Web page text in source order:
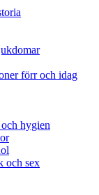
förr och idag
hygien
och sex